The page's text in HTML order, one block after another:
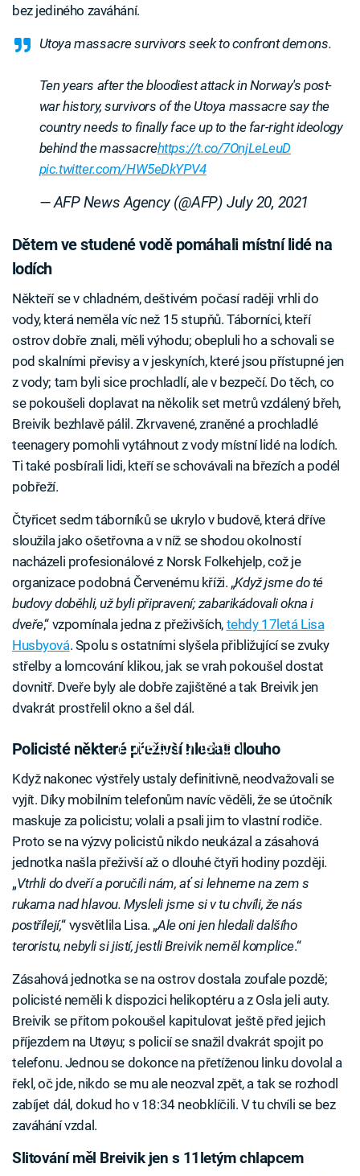
bez jediného zaváhání.
Utoya massacre survivors seek to confront demons.
Ten years after the bloodiest attack in Norway's post-
war history, survivors of the Utoya massacre say the
country needs to finally face up to the far-right ideology
behind the massacrehttps://t.co/7OnjLeLeuD
pic.twitter.com/HW5eDkYPV4
— AFP News Agency (@AFP)July 20, 2021
Dětem ve studené vodě pomáhali místní lidé na
lodích
Někteří se v chladném, deštivém počasí raději vrhli do
vody, která neměla víc než 15 stupňů. Táborníci, kteří
ostrov dobře znali, měli výhodu; obepluli ho a schovali se
pod skalními převisy a v jeskyních, které jsou přístupné jen
z vody; tam byli sice prochladlí, ale v bezpečí. Do těch, co
se pokoušeli doplavat na několik set metrů vzdálený břeh,
Breivik bezhlavě pálil. Zkrvavené, zraněné a prochladlé
teenagery pomohli vytáhnout z vody místní lidé na lodích.
Ti také posbírali lidi, kteří se schovávali na březích a podél
pobřeží.
Čtyřicet sedm táborníků se ukrylo v budově, která dříve
sloužila jako ošetřovna a v níž se shodou okolností
nacházeli profesionálové z Norsk Folkehjelp, což je
organizace podobná Červenému kříži. „Když jsme do té
budovy doběhli, už byli připravení; zabarikádovali okna i
dveře,“ vzpomínala jedna z přeživších, tehdy 17letá Lisa
Husbyová. Spolu s ostatními slyšela přibližující se zvuky
střelby a lomcování klikou, jak se vrah pokoušel dostat
dovnitř. Dveře byly ale dobře zajištěné a tak Breivik jen
dvakrát prostřelil okno a šel dál.
Failed to fetch
Policisté některé přeživší hledali dlouho
Když nakonec výstřely ustaly definitivně, neodvažovali se
vyjít. Díky mobilním telefonům navíc věděli, že se útočník
maskuje za policistu; volali a psali jim to vlastní rodiče.
Proto se na výzvy policistů nikdo neukázal a zásahová
jednotka našla přeživší až o dlouhé čtyři hodiny později.
„Vtrhli do dveří a poručili nám, ať si lehneme na zem s
rukama nad hlavou. Mysleli jsme si v tu chvíli, že nás
postřílejí,“ vysvětlila Lisa. „Ale oni jen hledali dalšího
teroristu, nebyli si jistí, jestli Breivik neměl komplice.“
Zásahová jednotka se na ostrov dostala zoufale pozdě;
policisté neměli k dispozici helikoptéru a z Osla jeli auty.
Breivik se přitom pokoušel kapitulovat ještě před jejich
příjezdem na Utøyu; s policií se snažil dvakrát spojit po
telefonu. Jednou se dokonce na přetíženou linku dovolal a
řekl, oč jde, nikdo se mu ale neozval zpět, a tak se rozhodl
zabíjet dál, dokud ho v 18:34 neobklíčili. V tu chvíli se bez
zaváhání vzdal.
Slitování měl Breivik jen s 11letým chlapcem